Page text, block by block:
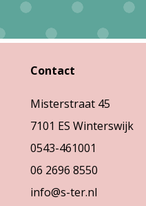
Contact
Misterstraat 45
7101 ES Winterswijk
0543-461001
06 2696 8550
info@s-ter.nl